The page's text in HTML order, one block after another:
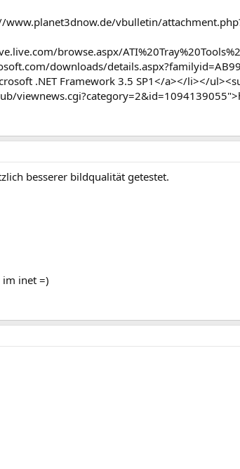
vbulletin/
browse.aspx/
downloads/
.NET Framework 3.5 SP1</a></li></
besserer bildqualität getestet.
im inet =)